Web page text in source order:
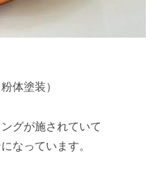
体塗装）
グが施されていて
なっています。